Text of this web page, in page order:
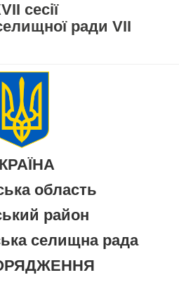
сесії
ради VII
область
район
селищна рада